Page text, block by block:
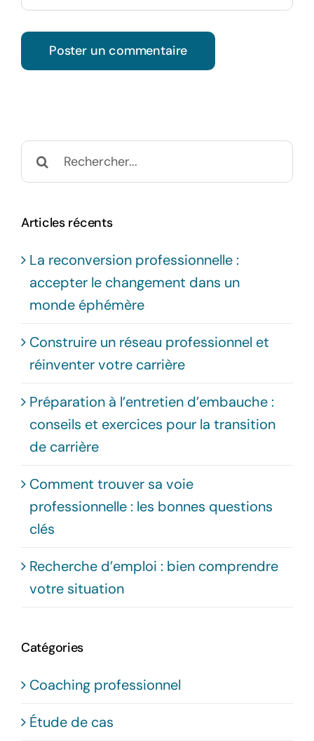
Rechercher:
Articles récents
La reconversion professionnelle :
accepter le changement dans un
monde éphémère
Construire un réseau professionnel et
réinventer votre carrière
Préparation à l’entretien d’embauche :
conseils et exercices pour la transition
de carrière
Comment trouver sa voie
professionnelle : les bonnes questions
clés
Recherche d’emploi : bien comprendre
votre situation
Catégories
Coaching professionnel
Étude de cas